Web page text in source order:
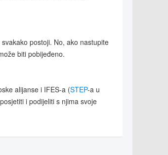
postoji. No, ako nastupite
biti pobijeđeno.
alijanse i IFES-a (STEP-a u
i podijeliti s njima svoje